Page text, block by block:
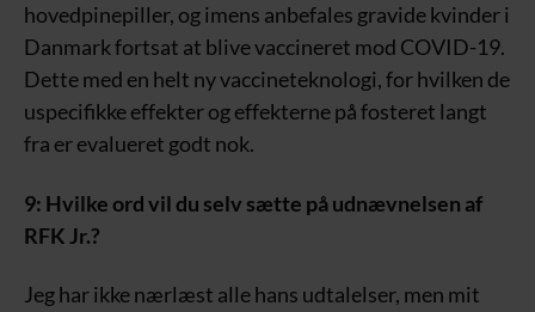
hovedpinepiller, og imens anbefales gravide kvinder i
Danmark fortsat at blive vaccineret mod COVID-19.
Dette med en helt ny vaccineteknologi, for hvilken de
uspecifikke effekter og effekterne på fosteret langt
fra er evalueret godt nok.
9: Hvilke ord vil du selv sætte på udnævnelsen af
RFK Jr.?
Jeg har ikke nærlæst alle hans udtalelser, men mit